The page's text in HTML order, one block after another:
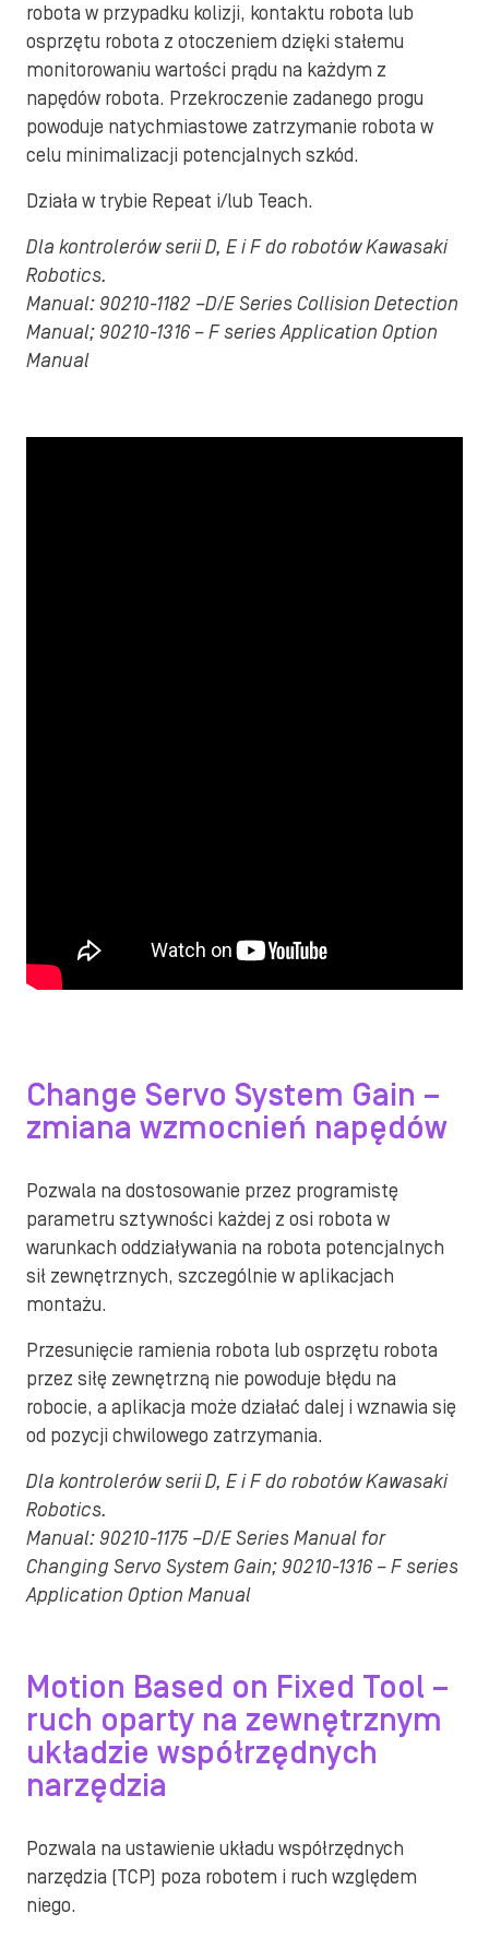
robota w przypadku kolizji, kontaktu robota lub
osprzętu robota z otoczeniem dzięki stałemu
monitorowaniu wartości prądu na każdym z
napędów robota. Przekroczenie zadanego progu
powoduje natychmiastowe zatrzymanie robota w
celu minimalizacji potencjalnych szkód.
Działa w trybie Repeat i/lub Teach.
Dla kontrolerów serii D, E i F do robotów Kawasaki
Robotics.
Manual: 90210-1182 –D/E Series Collision Detection
Manual; 90210-1316 – F series Application Option
Manual
Change Servo System Gain –
zmiana wzmocnień napędów
Pozwala na dostosowanie przez programistę
parametru sztywności każdej z osi robota w
warunkach oddziaływania na robota potencjalnych
sił zewnętrznych, szczególnie w aplikacjach
montażu.
Przesunięcie ramienia robota lub osprzętu robota
przez siłę zewnętrzną nie powoduje błędu na
robocie, a aplikacja może działać dalej i wznawia się
od pozycji chwilowego zatrzymania.
Dla kontrolerów serii D, E i F do robotów Kawasaki
Robotics.
Manual: 90210-1175 –D/E Series Manual for
Changing Servo System Gain; 90210-1316 – F series
Application Option Manual
Motion Based on Fixed Tool –
ruch oparty na zewnętrznym
układzie współrzędnych
narzędzia
Pozwala na ustawienie układu współrzędnych
narzędzia (TCP) poza robotem i ruch względem
niego.